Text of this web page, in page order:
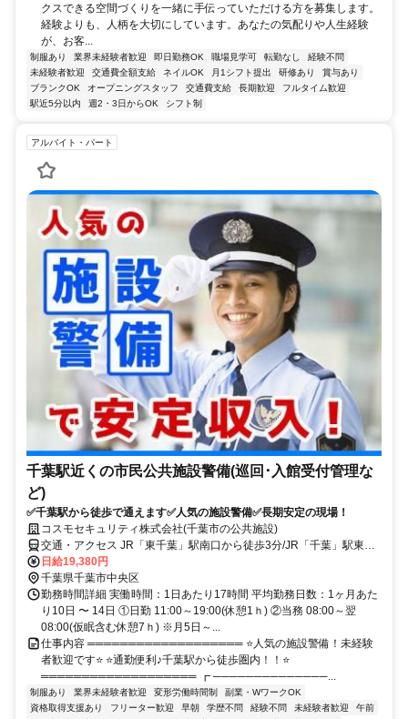
クスできる空間づくりを一緒に手伝っていただける方を募集します。
経験よりも、人柄を大切にしています。あなたの気配りや人生経験
が、お客...
制服あり 業界未経験者歓迎 即日勤務OK 職場見学可 転勤なし
経験不問
未経験者歓迎
交通費全額支給 ネイルOK 月1シフト提出 研修あり
賞与あり
ブランクOK
オープニングスタッフ 交通費支給 長期歓迎
フルタイム歓迎
駅近5分以内
週2・3日からOK シフト制
アルバイト・パート
千葉駅近くの市民公共施設警備(巡回･入館受付管理な
ど)
✅千葉駅から徒歩で通えます✅人気の施設警備✅長期安定の現場！
コスモセキュリティ株式会社(千葉市の公共施設)
交通・アクセス JR「東千葉」駅南口から徒歩3分/JR「千葉」駅東口
から徒歩7分
日給19,380円
千葉県千葉市中央区
勤務時間詳細 実働時間：1日あたり17時間 平均勤務日数：1ヶ月あた
り10日 〜 14日 ①日勤 11:00～19:00(休憩1ｈ) ②当務 08:00～翌
08:00(仮眠含む休憩7ｈ) ※月5日～...
仕事内容 ═══════════════════ ⭐人気の施設警備！未経験
者歓迎です⭐ ⭐通勤便利♪千葉駅から徒歩圏内！！⭐
═══════════════════ ┏ ──────────────...
制服あり 業界未経験者歓迎 変形労働時間制
副業・WワークOK
資格取得支援あり
フリーター歓迎 早朝 学歴不問 経験不問 未経験者歓迎
午前